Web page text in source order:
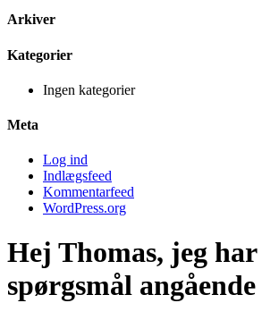
Arkiver
Kategorier
Ingen kategorier
Meta
Log ind
Indlægsfeed
Kommentarfeed
WordPress.org
Hej Thomas, jeg har
spørgsmål